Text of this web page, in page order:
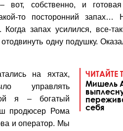
вот, собственно, и
то посторонний
запах усилился, все-
одну подушку.
ЧИТАЙТЕ
Мишель
себя
на яхтах,
управлять
я – богатый
продюсер Рома
и оператор. Мы